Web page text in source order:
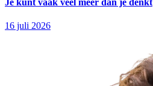
Je kunt vaak veel meer dan je denkt
16 juli 2026